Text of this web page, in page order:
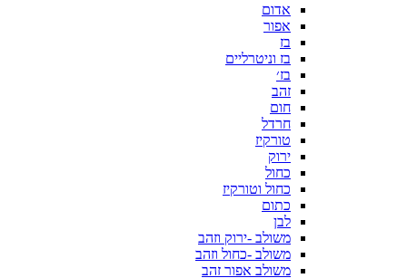
אדום
אפור
בז
בז וניטרליים
בז׳
זהב
חום
חרדל
טורקיז
ירוק
כחול
כחול וטורקיז
כתום
לבן
משולב -ירוק וזהב
משולב -כחול וזהב
משולב אפור זהב